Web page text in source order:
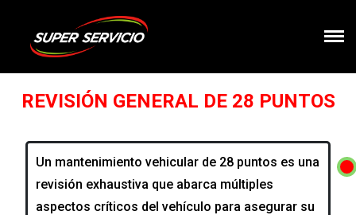
REVISIÓN GENERAL DE 28 PUNTOS
Un mantenimiento vehicular de 28 puntos es una
revisión exhaustiva que abarca múltiples
aspectos críticos del vehículo para asegurar su